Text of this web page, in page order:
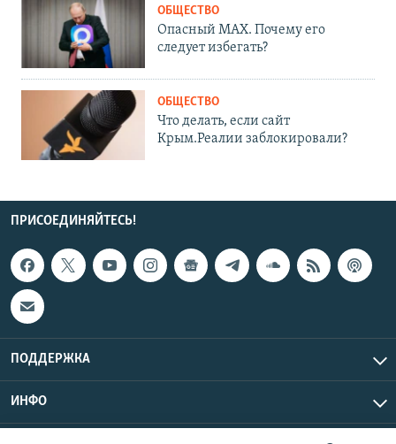
ОБЩЕСТВО
Опасный MAX. Почему его
следует избегать?
ОБЩЕСТВО
Что делать, если сайт
Крым.Реалии заблокировали?
ПРИСОЕДИНЯЙТЕСЬ!
ПОДДЕРЖКА
ИНФО